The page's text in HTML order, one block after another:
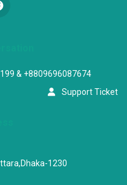
& +8809696087674
Support Ticket
1230